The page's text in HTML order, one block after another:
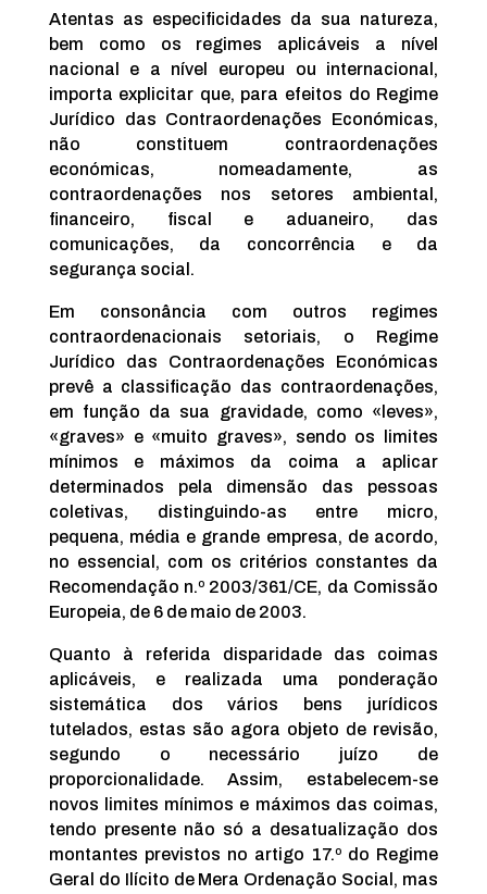
Atentas as especificidades da sua natureza,
bem como os regimes aplicáveis a nível
nacional e a nível europeu ou internacional,
importa explicitar que, para efeitos do Regime
Jurídico das Contraordenações Económicas,
não constituem contraordenações
económicas, nomeadamente, as
contraordenações nos setores ambiental,
financeiro, fiscal e aduaneiro, das
comunicações, da concorrência e da
segurança social.
Em consonância com outros regimes
contraordenacionais setoriais, o Regime
Jurídico das Contraordenações Económicas
prevê a classificação das contraordenações,
em função da sua gravidade, como «leves»,
«graves» e «muito graves», sendo os limites
mínimos e máximos da coima a aplicar
determinados pela dimensão das pessoas
coletivas, distinguindo-as entre micro,
pequena, média e grande empresa, de acordo,
no essencial, com os critérios constantes da
Recomendação n.º 2003/361/CE, da Comissão
Europeia, de 6 de maio de 2003.
Quanto à referida disparidade das coimas
aplicáveis, e realizada uma ponderação
sistemática dos vários bens jurídicos
tutelados, estas são agora objeto de revisão,
segundo o necessário juízo de
proporcionalidade. Assim, estabelecem-se
novos limites mínimos e máximos das coimas,
tendo presente não só a desatualização dos
montantes previstos no artigo 17.º do Regime
Geral do Ilícito de Mera Ordenação Social, mas